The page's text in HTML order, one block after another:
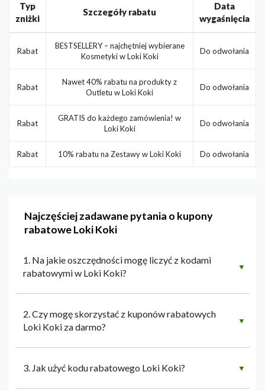
Typ
zniżki
Szczegóły rabatu
Data
wygaśnięcia
Rabat
BESTSELLERY – najchętniej wybierane
Kosmetyki w Loki Koki
Do odwołania
Rabat
Nawet 40% rabatu na produkty z
Outletu w Loki Koki
Do odwołania
Rabat
GRATIS do każdego zamówienia! w
Loki Koki
Do odwołania
Rabat 10% rabatu na Zestawy w Loki Koki Do odwołania
Najczęściej zadawane pytania o kupony
rabatowe Loki Koki
1. Na jakie oszczędności mogę liczyć z kodami
rabatowymi w Loki Koki?
▼
2. Czy mogę skorzystać z kuponów rabatowych
Loki Koki za darmo?
▼
3. Jak użyć kodu rabatowego Loki Koki? ▼